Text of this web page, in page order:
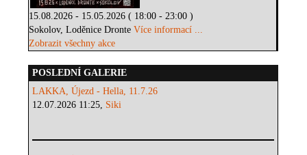
15.08.2026 - 15.05.2026 ( 18:00 - 23:00 )
Sokolov, Loděnice DronteVíce informací ...
Zobrazit všechny akce
POSLEDNÍ GALERIE
LAKKA, Újezd - Hella, 11.7.26
12.07.2026 11:25, Siki